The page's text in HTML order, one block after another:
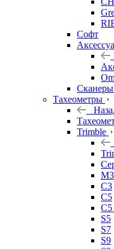
Софт
Тахеометры
Trimble
M3
C3
C5
C5
S5
S7
S9